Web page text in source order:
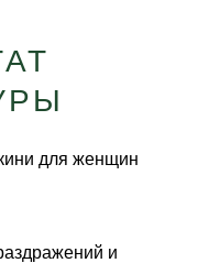
для женщин
и